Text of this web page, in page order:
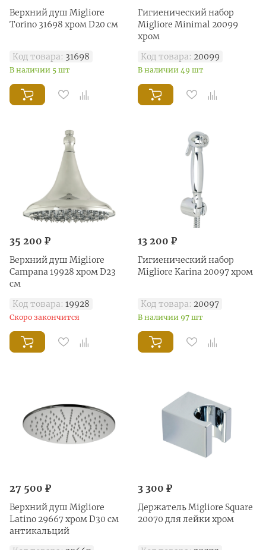
Верхний душ Migliore
Torino 31698 хром D20 см
Код товара: 31698
В наличии 5 шт
Гигиенический набор
Migliore Minimal 20099
хром
Код товара: 20099
В наличии 49 шт
35 200 ₽
Верхний душ Migliore
Campana 19928 хром D23
см
Код товара: 19928
Скоро закончится
13 200 ₽
Гигиенический набор
Migliore Karina 20097 хром
Код товара: 20097
В наличии 97 шт
27 500 ₽
Верхний душ Migliore
Latino 29667 хром D30 см
антикальций
3 300 ₽
Держатель Migliore Square
20070 для лейки хром